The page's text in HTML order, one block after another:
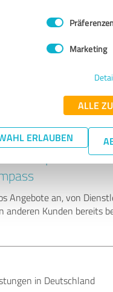
Marketing
ALLE
ERLAUBEN
Experten
Angebote an, von
anderen Kunden bereits
in Deutschland